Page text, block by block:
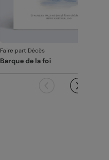
Faire part Décès
Barque de la foi